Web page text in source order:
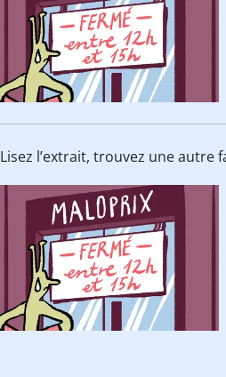
Lisez l’extrait, trouvez une autre